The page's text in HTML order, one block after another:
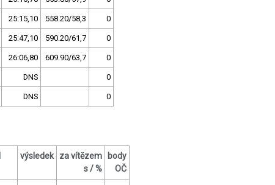
25:15,10 558.20/58,3 0
25:47,10 590.20/61,7 0
26:06,80 609.90/63,7 0
DNS 0
DNS 0
výsledek
za vítězem
s / %
body
OČ